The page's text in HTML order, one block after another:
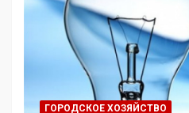
ГОРОДСКОЕ ХОЗЯЙСТВО